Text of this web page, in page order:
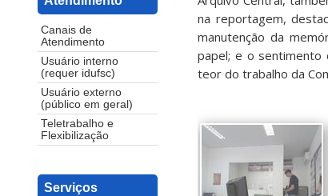
Canais de
Atendimento
Usuário interno
(requer idufsc)
Usuário externo
(público em geral)
Teletrabalho e
Flexibilização
Serviços
na reportagem,
manutenção da
papel; e o
teor do trabalho da